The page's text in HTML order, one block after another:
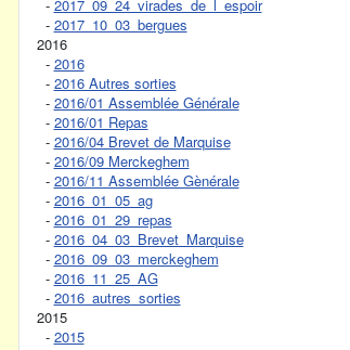
- 2017_09_24_virades_de_l_espoir
- 2017_10_03_bergues
2016
- 2016
- 2016 Autres sorties
- 2016/01 Assemblée Générale
- 2016/01 Repas
- 2016/04 Brevet de Marquise
- 2016/09 Merckeghem
- 2016/11 Assemblée Gènérale
- 2016_01_05_ag
- 2016_01_29_repas
- 2016_04_03_Brevet_Marquise
- 2016_09_03_merckeghem
- 2016_11_25_AG
- 2016_autres_sorties
2015
- 2015